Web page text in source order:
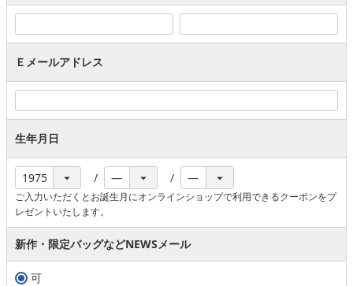
Ｅメールアドレス
生年月日
ご入力いただくとお誕生月にオンラインショップで利用できるクーポンをプ
レゼントいたします。
新作・限定バッグなどNEWSメール
可